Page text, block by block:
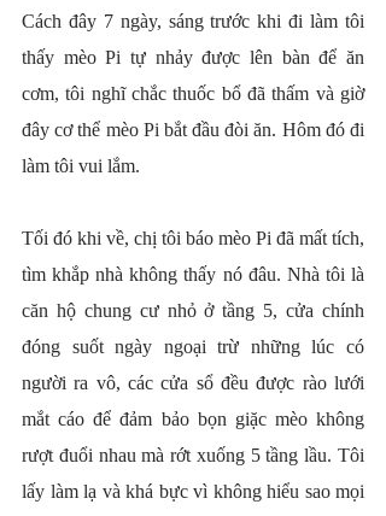
Cách đây 7 ngày, sáng trước khi đi làm tôi
thấy mèo Pi tự nhảy được lên bàn để ăn
cơm, tôi nghĩ chắc thuốc bổ đã thấm và giờ
đây cơ thể mèo Pi bắt đầu đòi ăn. Hôm đó đi
làm tôi vui lắm.
Tối đó khi về, chị tôi báo mèo Pi đã mất tích,
tìm khắp nhà không thấy nó đâu. Nhà tôi là
căn hộ chung cư nhỏ ở tầng 5, cửa chính
đóng suốt ngày ngoại trừ những lúc có
người ra vô, các cửa sổ đều được rào lưới
mắt cáo để đảm bảo bọn giặc mèo không
rượt đuổi nhau mà rớt xuống 5 tầng lầu. Tôi
lấy làm lạ và khá bực vì không hiểu sao mọi